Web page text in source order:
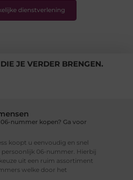
dienstverlening
DIE JE VERDER BRENGEN.
nummer kopen? Ga voor
koopt u eenvoudig en snel
persoonlijk 06-nummer. Hierbij
uit een ruim assortiment
welke door het